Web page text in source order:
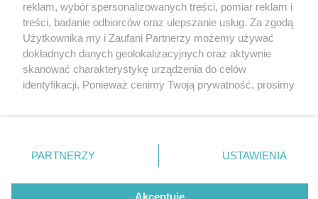
Plac zabaw przy ulicy
Palińskiego w Bytomiu
Nie zapomnij
zapoznać się z:
polityką prywatności regulamin korzystania z portali
Twojemiasto
Piekary Śląskie
Chorzów
Tarnowskie Góry
Gliwice
Skontakuj sięz nami
Kontakt
Wydawca
Pogoda
reklam, wybór spersonalizowanych treści, pomiar reklam i
treści, badanie odbiorców oraz ulepszanie usług. Za zgodą
Użytkownika my i Zaufani Partnerzy możemy używać
dokładnych danych geolokalizacyjnych oraz aktywnie
skanować charakterystykę urządzenia do celów
identyfikacji. Ponieważ cenimy Twoją prywatność, prosimy
prywatności znajdujący się w lewym dolnym rogu strony
. Niektóre rodzaje przetwarzania danych nie wymagają
zgody użytkownika, ale masz prawo sprzeciwić się
takiemu przetwarzaniu. Preferencje będą miały
PARTNERZY USTAWIENIA
Akceptuję